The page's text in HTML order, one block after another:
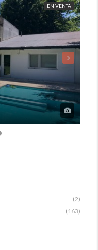
EN VENTA
(2)
(163)